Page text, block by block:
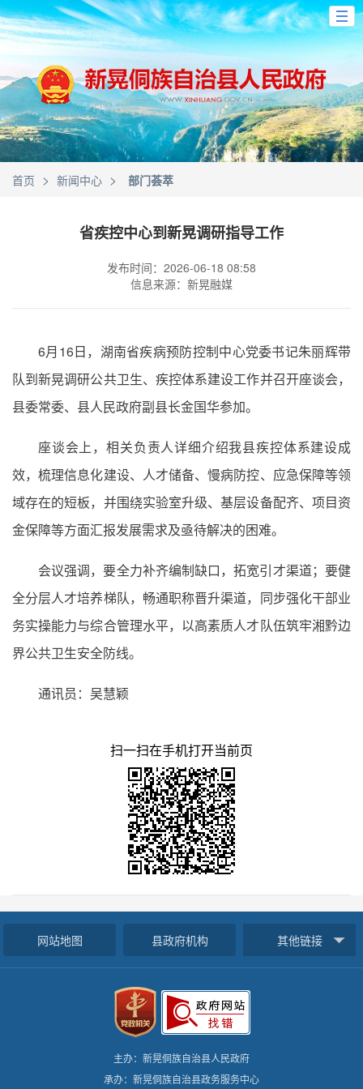
首页 > 新闻中心 > 部门荟萃
省疾控中心到新晃调研指导工作
发布时间：2026-06-18 08:58
信息来源：新晃融媒
6月16日，湖南省疾病预防控制中心党委书记朱丽辉带
队到新晃调研公共卫生、疾控体系建设工作并召开座谈会，
县委常委、县人民政府副县长金国华参加。
座谈会上，相关负责人详细介绍我县疾控体系建设成
效，梳理信息化建设、人才储备、慢病防控、应急保障等领
域存在的短板，并围绕实验室升级、基层设备配齐、项目资
金保障等方面汇报发展需求及亟待解决的困难。
会议强调，要全力补齐编制缺口，拓宽引才渠道；要健
全分层人才培养梯队，畅通职称晋升渠道，同步强化干部业
务实操能力与综合管理水平，以高素质人才队伍筑牢湘黔边
界公共卫生安全防线。
通讯员：吴慧颖
扫一扫在手机打开当前页
网站地图 县政府机构 其他链接
主办：新晃侗族自治县人民政府
承办：新晃侗族自治县政务服务中心